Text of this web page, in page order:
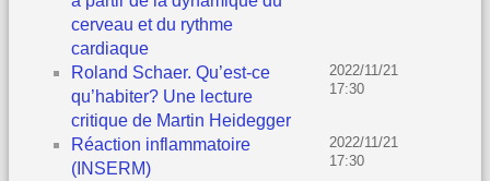
cerveau et du rythme
cardiaque
Roland Schaer. Qu’est-ce
qu’habiter? Une lecture
critique de Martin Heidegger
2022/11/21
17:30
Réaction inflammatoire
(INSERM)
2022/11/21
17:30